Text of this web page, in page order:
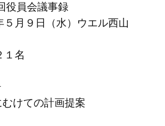
役員会議事録
５月９日（水）ウエル西山
１名
けての計画提案